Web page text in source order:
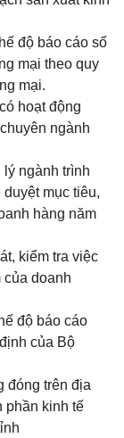
độ báo cáo số
mại theo quy
mại.
hoạt động
ngành
ngành trình
mục tiêu,
hàng năm
kiểm tra việc
doanh
độ báo cáo
của Bộ
đóng trên địa
phần kinh tế